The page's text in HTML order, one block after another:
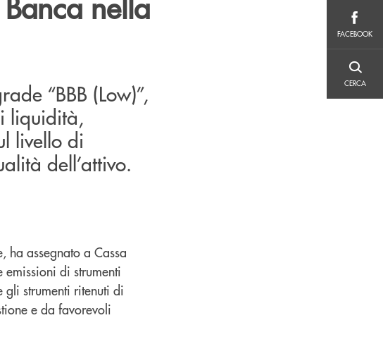
FACEBOOK
CERCA
“BBB (Low)”,
liquidità,
livello di
dell’attivo.
ha assegnato a Cassa
emissioni di strumenti
gli strumenti ritenuti di
e da favorevoli